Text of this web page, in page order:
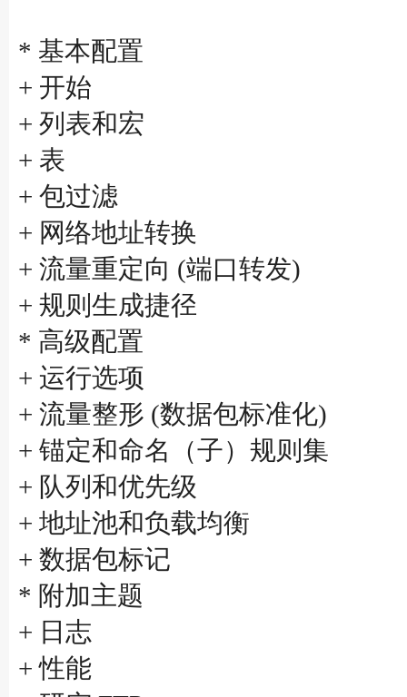
* 基本配置
+ 开始
+ 列表和宏
+ 表
+ 包过滤
+ 网络地址转换
+ 流量重定向 (端口转发)
+ 规则生成捷径
* 高级配置
+ 运行选项
+ 流量整形 (数据包标准化)
+ 锚定和命名（子）规则集
+ 队列和优先级
+ 地址池和负载均衡
+ 数据包标记
* 附加主题
+ 日志
+ 性能